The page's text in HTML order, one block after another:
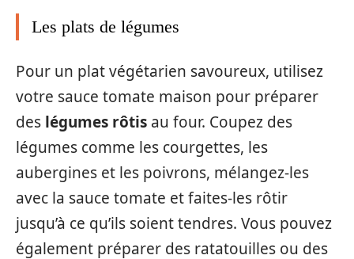
Les plats de légumes
Pour un plat végétarien savoureux, utilisez
votre sauce tomate maison pour préparer
des légumes rôtis au four. Coupez des
légumes comme les courgettes, les
aubergines et les poivrons, mélangez-les
avec la sauce tomate et faites-les rôtir
jusqu’à ce qu’ils soient tendres. Vous pouvez
également préparer des ratatouilles ou des